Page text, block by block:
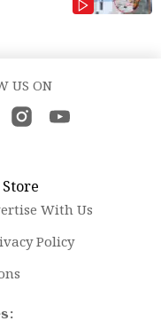
US ON
With Us
Policy